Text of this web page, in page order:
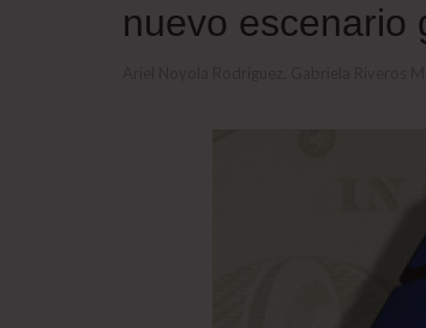
nuevo escenario